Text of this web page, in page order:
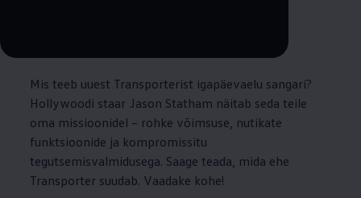
Remaining time, --:--
Mis teeb uuest Transporterist igapäevaelu sangari?
Hollywoodi staar Jason Statham näitab seda teile
oma missioonidel – rohke võimsuse, nutikate
funktsioonide ja kompromissitu
tegutsemisvalmidusega. Saage teada, mida ehe
Transporter suudab. Vaadake kohe!